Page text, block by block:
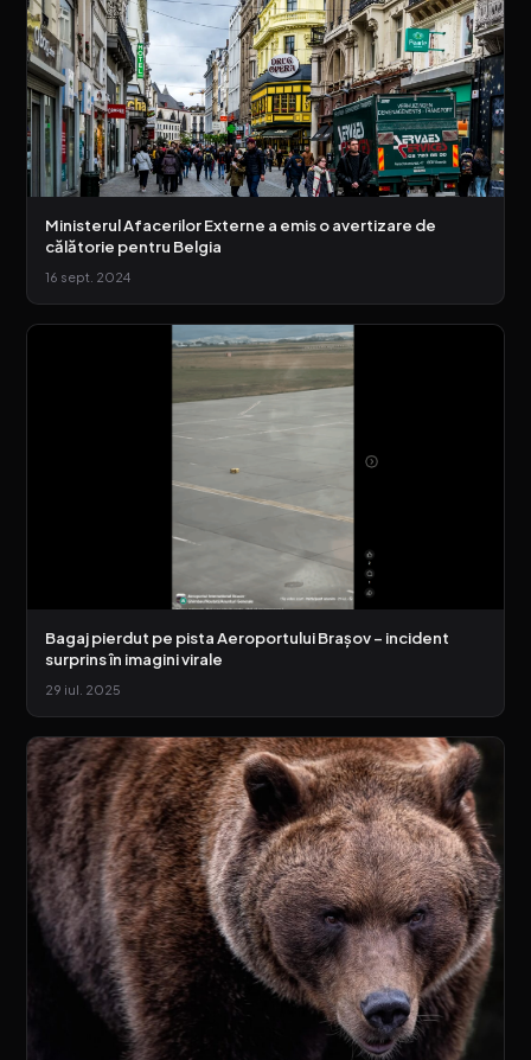
Ministerul Afacerilor Externe a emis o avertizare de
călătorie pentru Belgia
16 sept. 2024
Bagaj pierdut pe pista Aeroportului Brașov – incident
surprins în imagini virale
29 iul. 2025